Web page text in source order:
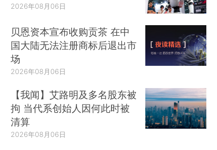
2026年08月06日
贝恩资本宣布收购贡茶 在中
国大陆无法注册商标后退出市
场
2026年08月06日
【我闻】艾路明及多名股东被
拘 当代系创始人因何此时被
清算
2026年08月06日